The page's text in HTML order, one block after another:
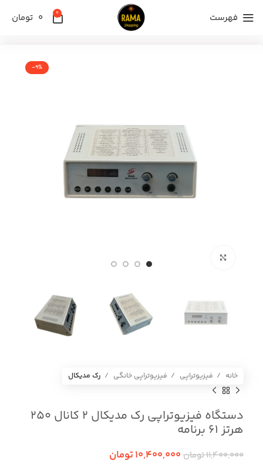
فهرست 0
0 تومان
-9%
خانه فیزیوتراپی فیزیوتراپی خانگی رک مدیکال
دستگاه فیزیوتراپی رک مدیکال 2 کانال ۲۵۰
هرتز 61 برنامه
11,400,000تومان 10,400,000تومان